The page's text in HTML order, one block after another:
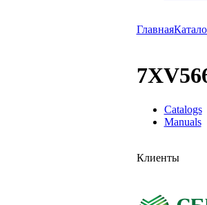
Главная
Catalogs
Manuals
Клиенты